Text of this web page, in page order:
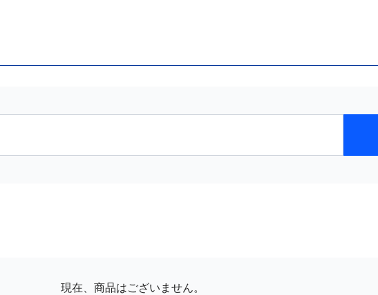
現在、商品はございません。